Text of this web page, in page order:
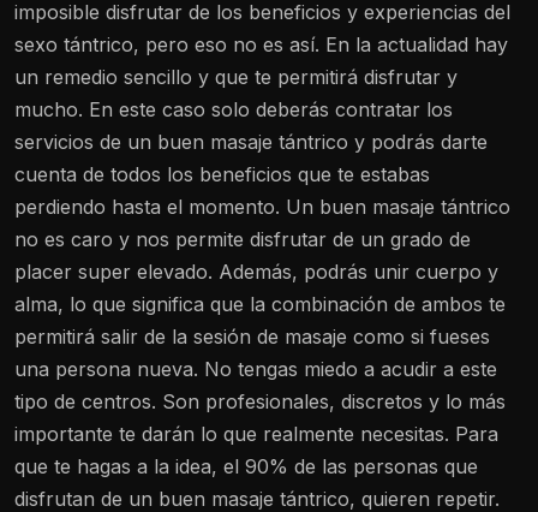
imposible disfrutar de los beneficios y experiencias del
sexo tántrico, pero eso no es así. En la actualidad hay
un remedio sencillo y que te permitirá disfrutar y
mucho. En este caso solo deberás contratar los
servicios de un buen masaje tántrico y podrás darte
cuenta de todos los beneficios que te estabas
perdiendo hasta el momento. Un buen masaje tántrico
no es caro y nos permite disfrutar de un grado de
placer super elevado. Además, podrás unir cuerpo y
alma, lo que significa que la combinación de ambos te
permitirá salir de la sesión de masaje como si fueses
una persona nueva. No tengas miedo a acudir a este
tipo de centros. Son profesionales, discretos y lo más
importante te darán lo que realmente necesitas. Para
que te hagas a la idea, el 90% de las personas que
disfrutan de un buen masaje tántrico, quieren repetir.